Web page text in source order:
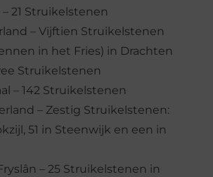
21 Struikelstenen
– Vijftien Struikelstenen
in het Fries) in Drachten
Struikelstenen
– 142 Struikelstenen
– Zestig Struikelstenen:
51 in Steenwijk en een in
– 25 Struikelstenen in